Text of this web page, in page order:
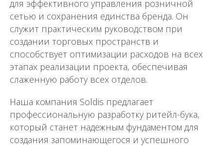
для эффективного управления розничной
сетью и сохранения единства бренда. Он
служит практическим руководством при
создании торговых пространств и
способствует оптимизации расходов на всех
этапах реализации проекта, обеспечивая
слаженную работу всех отделов.
Наша компания Soldis предлагает
профессиональную разработку ритейл-бука,
который станет надежным фундаментом для
создания запоминающегося и успешного